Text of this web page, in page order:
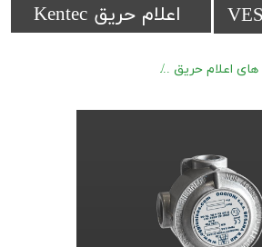
اعلام حریق Kentec
اعلام حریق